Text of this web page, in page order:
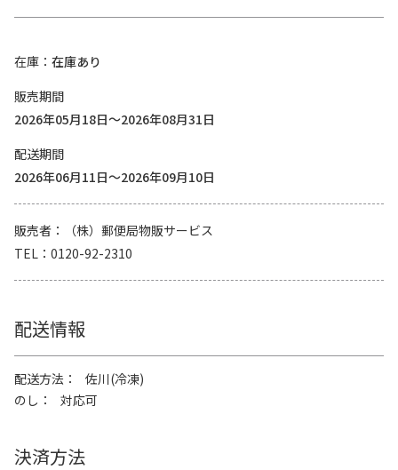
在庫
在庫あり
販売期間
2026年05月18日～2026年08月31日
配送期間
2026年06月11日～2026年09月10日
販売者
（株）郵便局物販サービス
TEL
0120-92-2310
配送情報
配送方法
佐川(冷凍)
のし
対応可
決済方法